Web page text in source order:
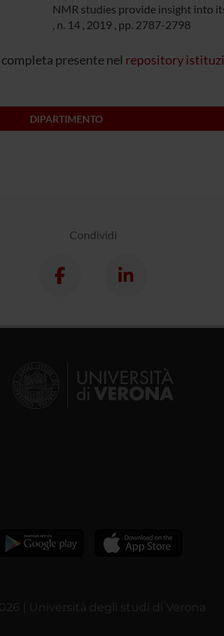
NMR studies provide insight into
, n. 14, 2019, pp. 2787-2798
presente nel repository
DIPARTIMENTO
Condividi
| Università degli studi di Verona